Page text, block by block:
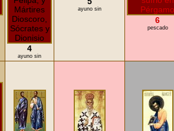
4
ayuno sin
ayuno sin
6
pescado